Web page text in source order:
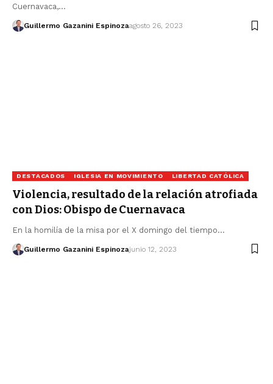
Cuernavaca,…
Guillermo Gazanini Espinozaagosto 26, 2023
DESTACADOS IGLESIA EN MOVIMIENTO LIBERTAD CATÓLICA
Violencia, resultado de la relación atrofiada
con Dios: Obispo de Cuernavaca
En la homilía de la misa por el X domingo del tiempo…
Guillermo Gazanini Espinozajunio 12, 2023